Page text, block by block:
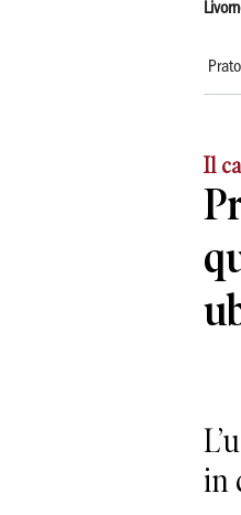
Prato
Il
in